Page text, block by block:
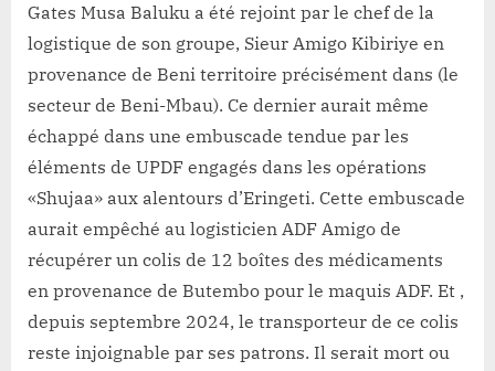
Gates Musa Baluku a été rejoint par le chef de la
logistique de son groupe, Sieur Amigo Kibiriye en
provenance de Beni territoire précisément dans (le
secteur de Beni-Mbau). Ce dernier aurait même
échappé dans une embuscade tendue par les
éléments de UPDF engagés dans les opérations
«Shujaa» aux alentours d’Eringeti. Cette embuscade
aurait empêché au logisticien ADF Amigo de
récupérer un colis de 12 boîtes des médicaments
en provenance de Butembo pour le maquis ADF. Et ,
depuis septembre 2024, le transporteur de ce colis
reste injoignable par ses patrons. Il serait mort ou